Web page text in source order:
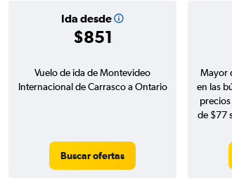
Ida desde
$851
Vuelo de ida de Montevideo
Internacional de Carrasco a Ontario
Buscar ofertas
Mayor
en las
de $77